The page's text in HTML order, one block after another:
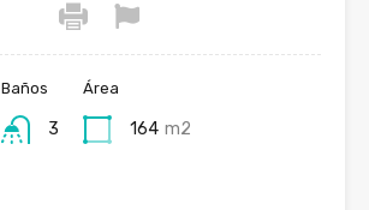
Baños
3
Área
164 m2